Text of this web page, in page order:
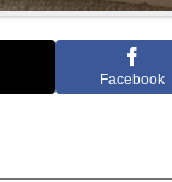
Facebook